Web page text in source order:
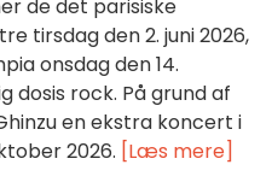
de det parisiske
tirsdag den 2. juni 2026,
onsdag den 14.
dosis rock. På grund af
en ekstra koncert i
2026. [Læs mere]